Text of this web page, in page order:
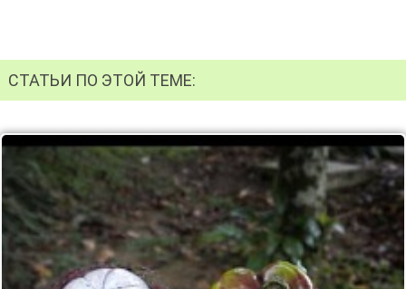
СТАТЬИ ПО ЭТОЙ ТЕМЕ: